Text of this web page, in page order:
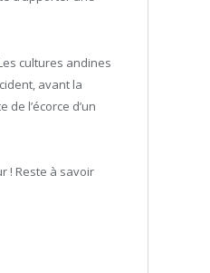
cultures andines
avant la
de l’écorce d’un
! Reste à savoir